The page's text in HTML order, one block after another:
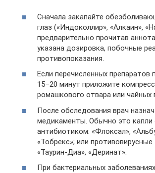
Сначала закапайте
глаз («Индоколлир», «Алкаин»,
предварительно прочитав
указана дозировка, побочные
противопоказания.
Если перечисленных препаратов
15–20 минут приложите
ромашкового отвара или чайных
После обследования врач
медикаменты. Обычно это капли
антибиотиком: «Флоксал»,
«Тобрекс»; или противовирусные
«Таурин-Диа», «Деринат».
При бактериальных